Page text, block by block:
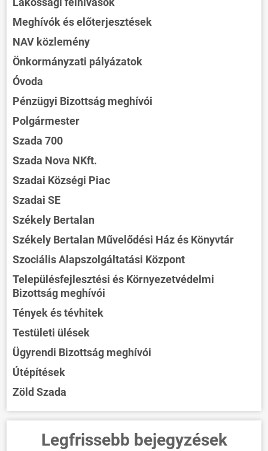
Meghívók és előterjesztések
NAV közlemény
Önkormányzati pályázatok
Óvoda
Pénzügyi Bizottság meghívói
Polgármester
Szada 700
Szada Nova NKft.
Szadai Községi Piac
Szadai SE
Székely Bertalan
Székely Bertalan Művelődési Ház és Könyvtár
Szociális Alapszolgáltatási Központ
Településfejlesztési és Környezetvédelmi
Bizottság meghívói
Tények és tévhitek
Testületi ülések
Ügyrendi Bizottság meghívói
Útépítések
Zöld Szada
Legfrissebb bejegyzések